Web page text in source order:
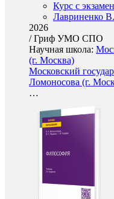
Курс с
Лавриненко
2026
/Гриф УМО СПО
Научная школа:
(г. Москва)
Московский
Ломоносова (г.
…